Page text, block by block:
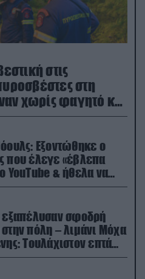
στις
στη
χωρίς φαγητό και
Εξοντώθηκε ο
που έλεγε «έβλεπα
YouTube & ήθελα να
τους Ρώσους» (βίντεο)
εξαπέλυσαν σφοδρή
πόλη – λιμάνι Μόχα
Toυλάχιστον επτά